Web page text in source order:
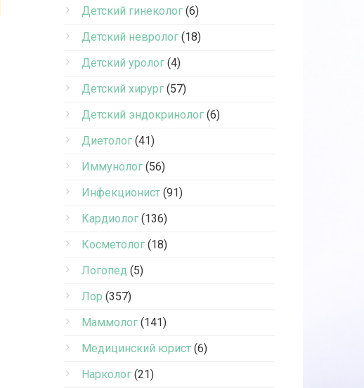
Детский гинеколог (6)
Детский невролог (18)
Детский уролог (4)
Детский хирург (57)
Детский эндокринолог (6)
Диетолог (41)
Иммунолог (56)
Инфекционист (91)
Кардиолог (136)
Косметолог (18)
Логопед (5)
Лор (357)
Маммолог (141)
Медицинский юрист (6)
Нарколог (21)